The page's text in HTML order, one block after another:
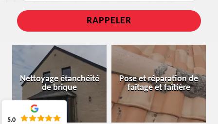
Nettoyage étanchéité
de brique
Pose et réparation de
faîtage et faîtière
5.0